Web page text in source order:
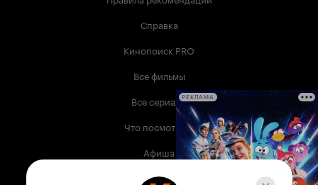
Справка
Кинопоиск PRO
Все фильмы
Все сериалы
Что посмотреть
Афиша
Музыка
РЕКЛАМА